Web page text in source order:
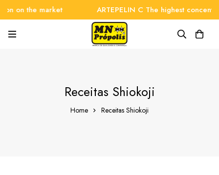
the market ARTEPELIN C The highest concentration
Receitas Shiokoji
Home Receitas Shiokoji